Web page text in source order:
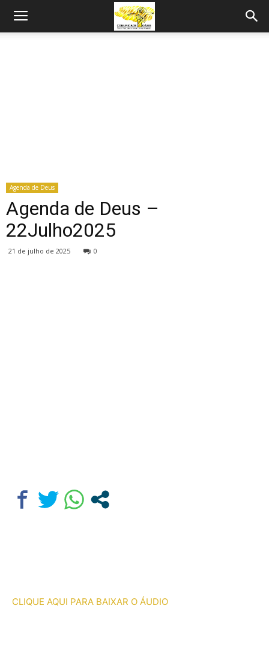
Agenda de Deus
Agenda de Deus –
22Julho2025
21 de julho de 2025 0
CLIQUE AQUI PARA BAIXAR O ÁUDIO